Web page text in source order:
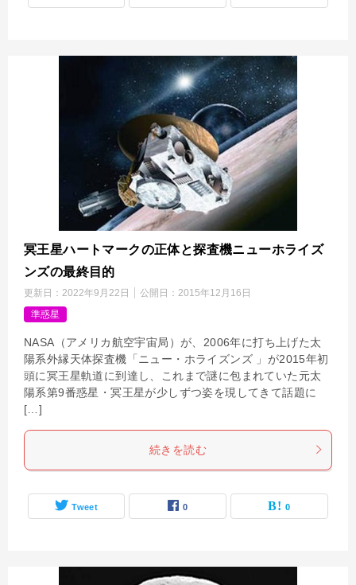
冥王星ハートマークの正体と探査機ニューホライズ
ンズの最終目的
更新日： 2022年9月22日 公開日： 2015年12月16日
準惑星
NASA（アメリカ航空宇宙局）が、2006年に打ち上げた太
陽系外縁天体探査機「ニュー・ホライズンズ 」が2015年初
頭に冥王星軌道に到達し、これまで謎に包まれていた元太
陽系第9番惑星・冥王星が少しずつ姿を現してきて話題に
[…]
続きを読む
Tweet 0 0